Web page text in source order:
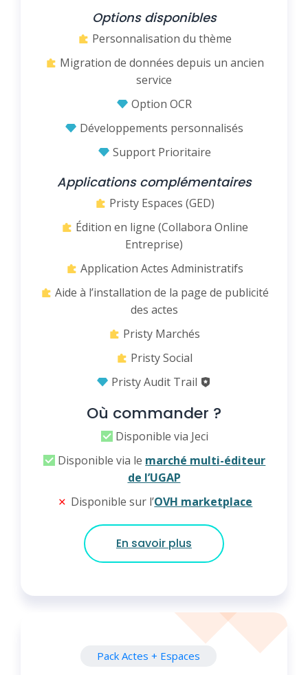
Options disponibles
Personnalisation du thème
Migration de données depuis un ancien
service
Option OCR
Développements personnalisés
Support Prioritaire
Applications complémentaires
Pristy Espaces (GED)
Édition en ligne (Collabora Online
Entreprise)
Application Actes Administratifs
Aide à l’installation de la page de publicité
des actes
Pristy Marchés
Pristy Social
Pristy Audit Trail
Où commander ?
Disponible via Jeci
Disponible via le marché multi-éditeur
de l’UGAP
Disponible sur l’OVH marketplace
En savoir plus
Pack Actes + Espaces